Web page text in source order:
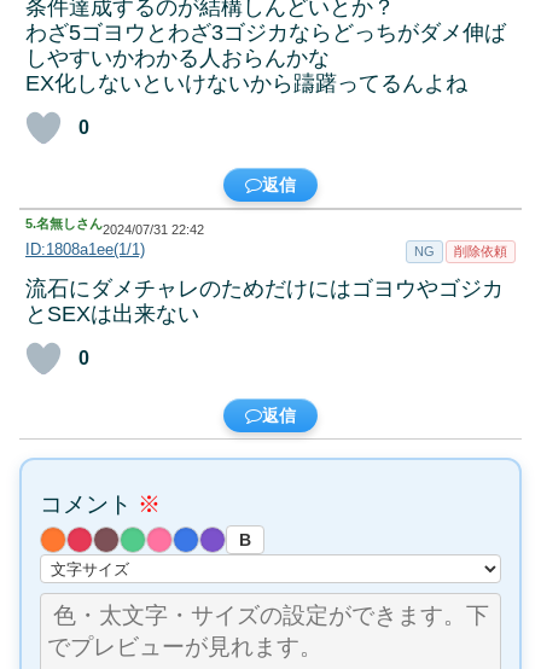
条件達成するのが結構しんどいとか？
わざ5ゴヨウとわざ3ゴジカならどっちがダメ伸ば
しやすいかわかる人おらんかな
EX化しないといけないから躊躇ってるんよね
0
返信
5.名無しさん2024/07/31 22:42
ID:1808a1ee(1/1) NG 削除依頼
流石にダメチャレのためだけにはゴヨウやゴジカ
とSEXは出来ない
0
返信
コメント ※
B